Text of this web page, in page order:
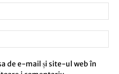
de e-mail și site-ul web în